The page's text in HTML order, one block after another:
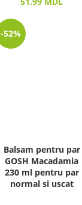
-52%
Balsam pentru par
GOSH Macadamia
230 ml pentru par
normal si uscat